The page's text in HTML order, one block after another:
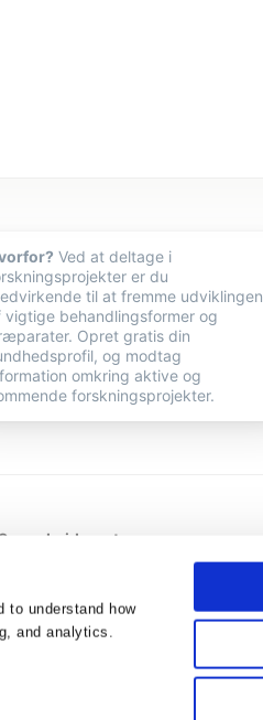
to understand how
and analytics.
Ved at deltage i
er du
til at fremme udviklingen
vigtige behandlingsformer og
Opret gratis din
og modtag
omkring aktive og
forskningsprojekter.
Samarbejdspartnere